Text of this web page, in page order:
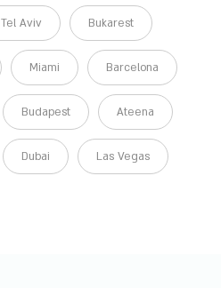
Tel Aviv Bukarest
Miami Barcelona
Budapest Ateena
Dubai Las Vegas